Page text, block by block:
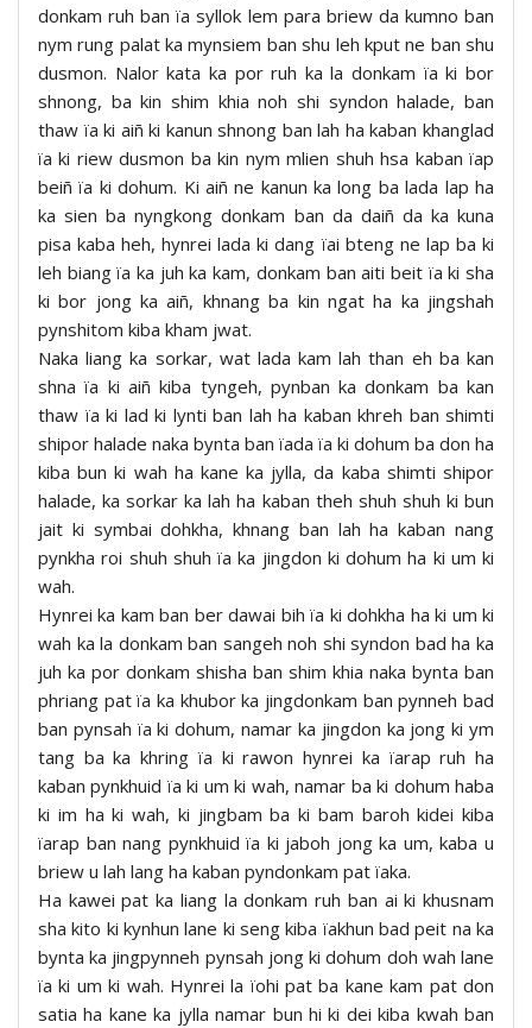
donkam ruh ban ïa syllok lem para briew da kumno ban
nym rung palat ka mynsiem ban shu leh kput ne ban shu
dusmon. Nalor kata ka por ruh ka la donkam ïa ki bor
shnong, ba kin shim khia noh shi syndon halade, ban
thaw ïa ki aiñ ki kanun shnong ban lah ha kaban khanglad
ïa ki riew dusmon ba kin nym mlien shuh hsa kaban ïap
beiñ ïa ki dohum. Ki aiñ ne kanun ka long ba lada lap ha
ka sien ba nyngkong donkam ban da daiñ da ka kuna
pisa kaba heh, hynrei lada ki dang ïai bteng ne lap ba ki
leh biang ïa ka juh ka kam, donkam ban aiti beit ïa ki sha
ki bor jong ka aiñ, khnang ba kin ngat ha ka jingshah
pynshitom kiba kham jwat.
Naka liang ka sorkar, wat lada kam lah than eh ba kan
shna ïa ki aiñ kiba tyngeh, pynban ka donkam ba kan
thaw ïa ki lad ki lynti ban lah ha kaban khreh ban shimti
shipor halade naka bynta ban ïada ïa ki dohum ba don ha
kiba bun ki wah ha kane ka jylla, da kaba shimti shipor
halade, ka sorkar ka lah ha kaban theh shuh shuh ki bun
jait ki symbai dohkha, khnang ban lah ha kaban nang
pynkha roi shuh shuh ïa ka jingdon ki dohum ha ki um ki
wah.
Hynrei ka kam ban ber dawai bih ïa ki dohkha ha ki um ki
wah ka la donkam ban sangeh noh shi syndon bad ha ka
juh ka por donkam shisha ban shim khia naka bynta ban
phriang pat ïa ka khubor ka jingdonkam ban pynneh bad
ban pynsah ïa ki dohum, namar ka jingdon ka jong ki ym
tang ba ka khring ïa ki rawon hynrei ka ïarap ruh ha
kaban pynkhuid ïa ki um ki wah, namar ba ki dohum haba
ki im ha ki wah, ki jingbam ba ki bam baroh kidei kiba
ïarap ban nang pynkhuid ïa ki jaboh jong ka um, kaba u
briew u lah lang ha kaban pyndonkam pat ïaka.
Ha kawei pat ka liang la donkam ruh ban ai ki khusnam
sha kito ki kynhun lane ki seng kiba ïakhun bad peit na ka
bynta ka jingpynneh pynsah jong ki dohum doh wah lane
ïa ki um ki wah. Hynrei la ïohi pat ba kane kam pat don
satia ha kane ka jylla namar bun hi ki dei kiba kwah ban